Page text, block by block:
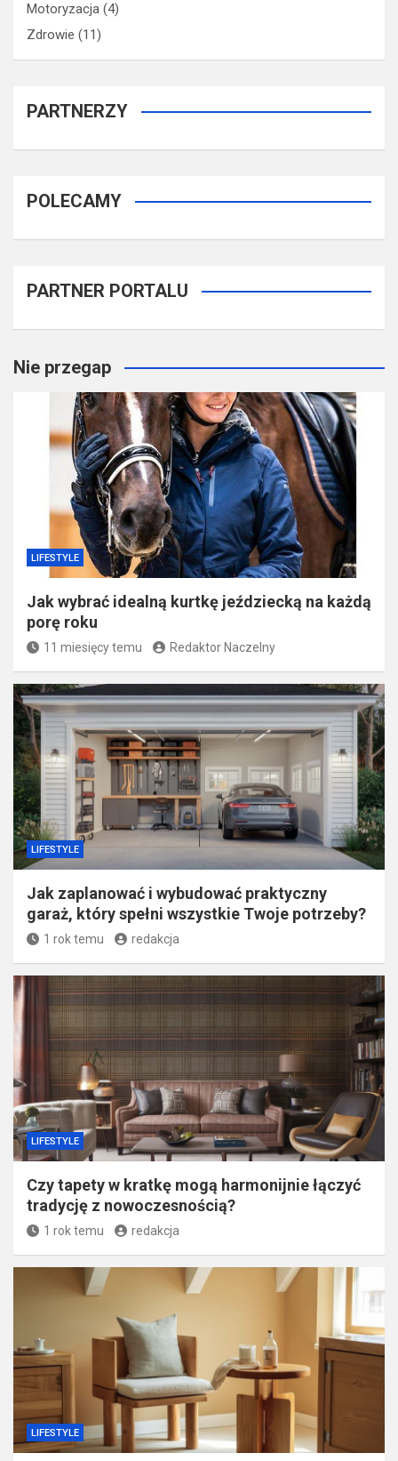
Motoryzacja (4)
Zdrowie (11)
PARTNERZY
POLECAMY
PARTNER PORTALU
Nie przegap
LIFESTYLE
Jak wybrać idealną kurtkę jeździecką na każdą
porę roku
11 miesięcy temu Redaktor Naczelny
LIFESTYLE
Jak zaplanować i wybudować praktyczny
garaż, który spełni wszystkie Twoje potrzeby?
1 rok temu redakcja
LIFESTYLE
Czy tapety w kratkę mogą harmonijnie łączyć
tradycję z nowoczesnością?
1 rok temu redakcja
LIFESTYLE